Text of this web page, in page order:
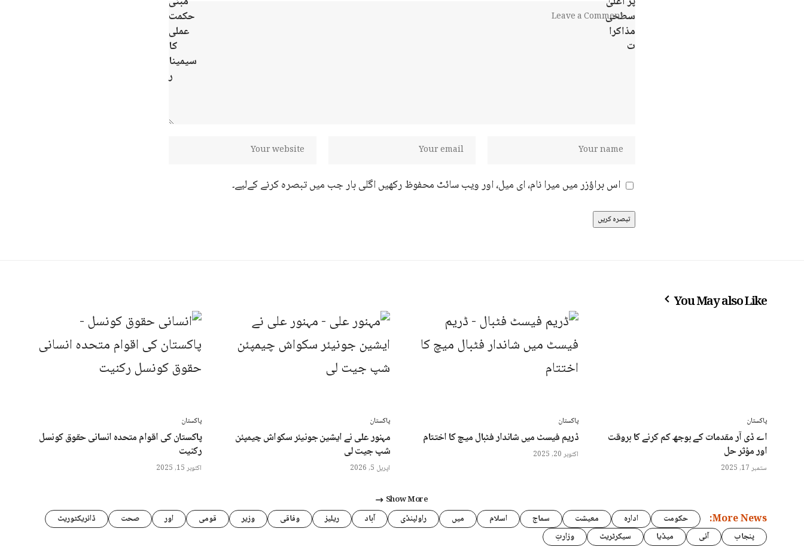
اس براؤزر میں میرا نام، ای میل، اور ویب سائٹ محفوظ رکھیں اگلی بار جب میں تبصرہ کرنے کےلیے۔
You May also Like
پاکستان
اے ڈی آر مقدمات کے بوجھ کم کرنے کا بروقت
اور مؤثر حل
ستمبر 17, 2025
پاکستان
ڈریم فیسٹ میں شاندار فٹبال میچ کا اختتام
اکتوبر 20, 2025
پاکستان
مہنور علی نے ایشین جونیئر سکواش چیمپئن
شپ جیت لی
اپریل 5, 2026
پاکستان
پاکستان کی اقوام متحدہ انسانی حقوق کونسل
رکنیت
اکتوبر 15, 2025
Show More
More News: حکومت ادارہ معیشت سماج اسلام میں راولپنڈی آباد ریلیز وفاقی وزیر قومی اور صحت
ڈائریکٹوریٹ
پنجاب
آئی میڈیا سیکرٹریٹ وزارتِ